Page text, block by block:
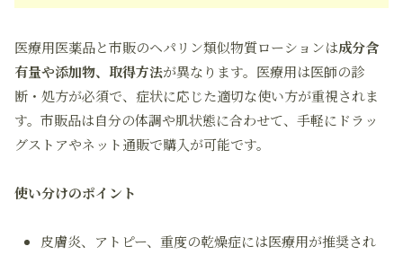
医療用医薬品と市販のヘパリン類似物質ローションは成分含
有量や添加物、取得方法が異なります。医療用は医師の診
断・処方が必須で、症状に応じた適切な使い方が重視されま
す。市販品は自分の体調や肌状態に合わせて、手軽にドラッ
グストアやネット通販で購入が可能です。
使い分けのポイント
皮膚炎、アトピー、重度の乾燥症には医療用が推奨され